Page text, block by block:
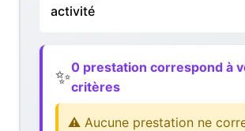
activité
✨0 prestation correspond à
critères
⚠️ Aucune prestation ne